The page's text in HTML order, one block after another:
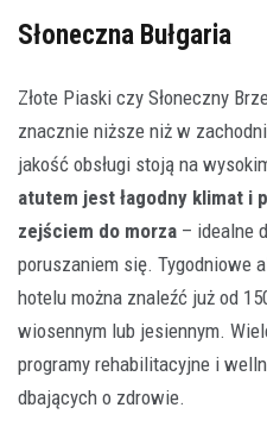
Słoneczna Bułgaria
Złote Piaski czy Słoneczny
znacznie niższe niż w
jakość obsługi stoją na
atutem jest łagodny klimat i
zejściem do morza – idealne
poruszaniem się. Tygodniowe
hotelu można znaleźć już od
wiosennym lub jesiennym.
programy rehabilitacyjne i
dbających o zdrowie.